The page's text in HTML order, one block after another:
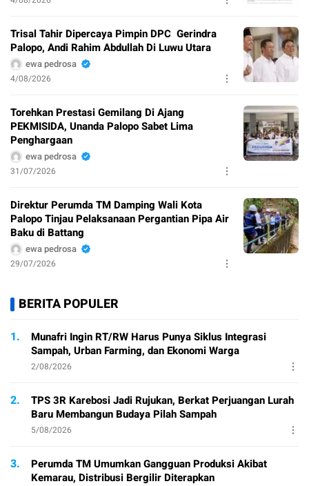
Trisal Tahir Dipercaya Pimpin DPC Gerindra
Palopo, Andi Rahim Abdullah Di Luwu Utara
ewa pedrosa
4/08/2026
Torehkan Prestasi Gemilang Di Ajang
PEKMISIDA, Unanda Palopo Sabet Lima
Penghargaan
ewa pedrosa
31/07/2026
Direktur Perumda TM Damping Wali Kota
Palopo Tinjau Pelaksanaan Pergantian Pipa Air
Baku di Battang
ewa pedrosa
29/07/2026
BERITA POPULER
1.
Munafri Ingin RT/RW Harus Punya Siklus Integrasi
Sampah, Urban Farming, dan Ekonomi Warga
2/08/2026
2.
TPS 3R Karebosi Jadi Rujukan, Berkat Perjuangan Lurah
Baru Membangun Budaya Pilah Sampah
5/08/2026
3.
Perumda TM Umumkan Gangguan Produksi Akibat
Kemarau, Distribusi Bergilir Diterapkan